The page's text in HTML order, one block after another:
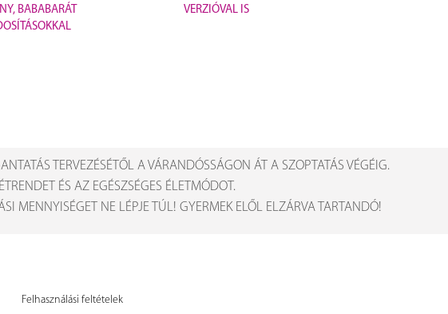
BABABARÁT
VERZIÓVAL IS
TERVEZÉSÉTŐL A VÁRANDÓSSÁGON ÁT A SZOPTATÁS VÉGÉIG.
ÉS AZ EGÉSZSÉGES ÉLETMÓDOT.
MENNYISÉGET NE LÉPJE TÚL! GYERMEK ELŐL ELZÁRVA TARTANDÓ!
Felhasználási feltételek